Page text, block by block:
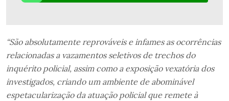
“São absolutamente reprováveis e infames as ocorrências
relacionadas a vazamentos seletivos de trechos do
inquérito policial, assim como a exposição vexatória dos
investigados, criando um ambiente de abominável
espetacularização da atuação policial que remete à